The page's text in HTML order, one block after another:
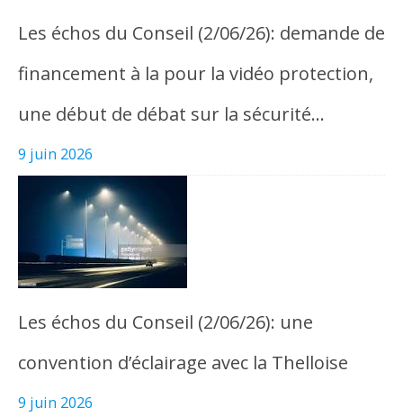
Les échos du Conseil (2/06/26): demande de
financement à la pour la vidéo protection,
une début de débat sur la sécurité…
9 juin 2026
Les échos du Conseil (2/06/26): une
convention d’éclairage avec la Thelloise
9 juin 2026